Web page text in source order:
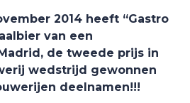
2014 heeft “Gastro
van een
de tweede prijs in
wedstrijd gewonnen
deelnamen!!!